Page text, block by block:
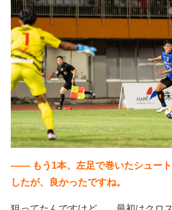
―― もう1本、左足で巻いたシュート
したが、良かったですね。